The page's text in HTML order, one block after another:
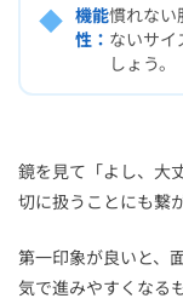
◆ 機能
性：
慣れない
ないサイ
しょう。
鏡を見て「よし、大
切に扱うことにも繋
第一印象が良いと、
気で進みやすくなる